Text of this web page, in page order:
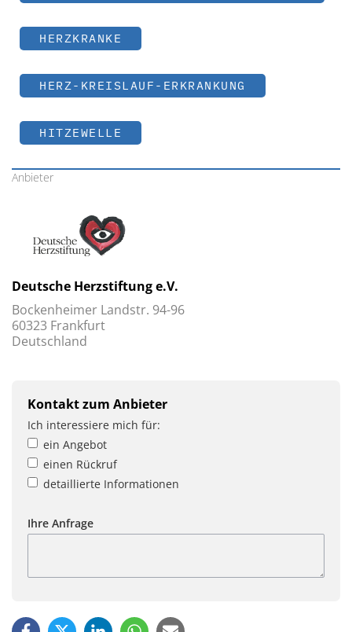
HERZKRANKE
HERZ-KREISLAUF-ERKRANKUNG
HITZEWELLE
Anbieter
Deutsche Herzstiftung e.V.
Bockenheimer Landstr. 94-96
60323 Frankfurt
Deutschland
Kontakt zum Anbieter
Ich interessiere mich für:
ein Angebot
einen Rückruf
detaillierte Informationen
Ihre Anfrage